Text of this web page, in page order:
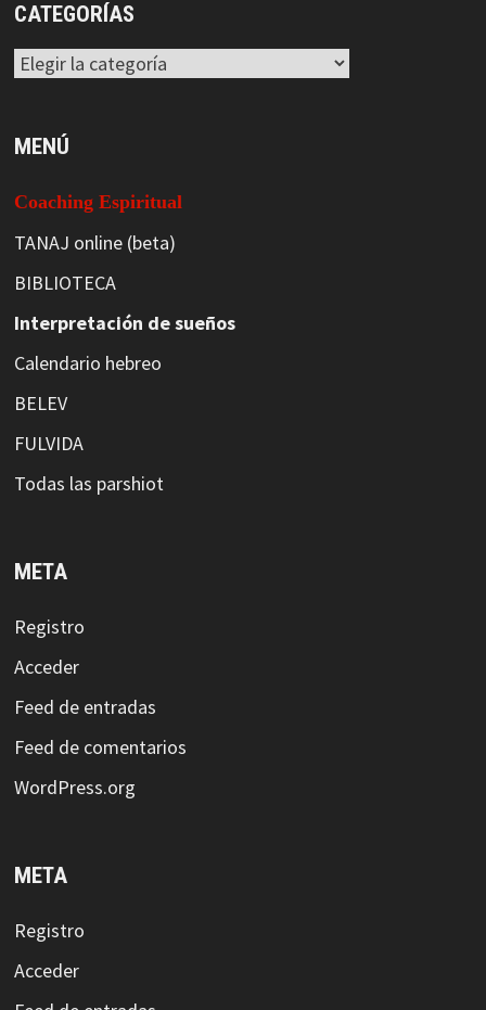
CATEGORÍAS
Categorías
MENÚ
Coaching Espiritual
TANAJ online (beta)
BIBLIOTECA
Interpretación de sueños
Calendario hebreo
BELEV
FULVIDA
Todas las parshiot
META
Registro
Acceder
Feed de entradas
Feed de comentarios
WordPress.org
META
Registro
Acceder